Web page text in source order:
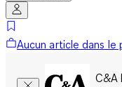
Aucun article dans le
C&A